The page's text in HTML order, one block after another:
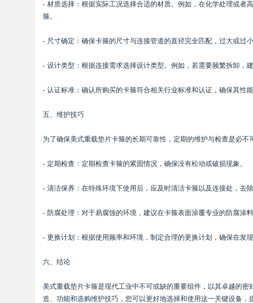
- 材质选择：根据实际工况选择合适的材质。例如，在化学处理或者
箍。
- 尺寸确定：确保卡箍的尺寸与连接管道的直径完全匹配，过大或过
- 设计类型：根据连接需求选择设计类型。例如，若需要频繁拆卸，
- 认证标准：确认所购买的卡箍符合相关行业标准和认证，确保其性能
五、维护技巧
为了确保美式重载垫片卡箍的长期可靠性，定期的维护与检查是必不
- 定期检查：定期检查卡箍的紧固情况，确保没有松动或破损现象。
- 清洁保养：在特殊环境下使用后，应及时清洁卡箍以及连接处，去
- 防腐处理：对于易腐蚀的环境，建议在卡箍表面涂覆专业的防腐涂
- 更换计划：根据使用频率和环境，制定合理的更换计划，确保在发
六、结论
美式重载垫片卡箍是现代工业中不可或缺的重要组件，以其卓越的
造、功能和选购维护技巧，您可以更好地选择和使用这一关键设备